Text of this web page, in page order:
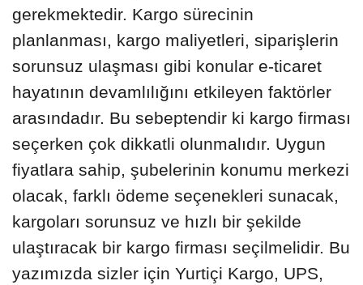
gerekmektedir. Kargo sürecinin
planlanması, kargo maliyetleri, siparişlerin
sorunsuz ulaşması gibi konular e-ticaret
hayatının devamlılığını etkileyen faktörler
arasındadır. Bu sebeptendir ki kargo firması
seçerken çok dikkatli olunmalıdır. Uygun
fiyatlara sahip, şubelerinin konumu merkezi
olacak, farklı ödeme seçenekleri sunacak,
kargoları sorunsuz ve hızlı bir şekilde
ulaştıracak bir kargo firması seçilmelidir. Bu
yazımızda sizler için Yurtiçi Kargo, UPS,